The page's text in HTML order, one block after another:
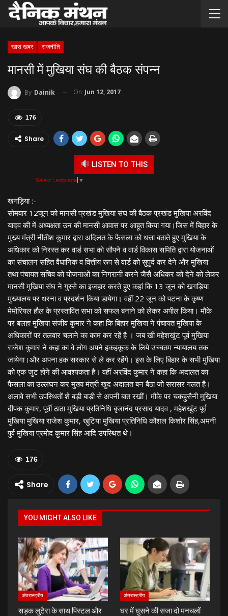
खास खबर राजनीति
मानसी में मुखिया संघ की बैठक संपन्न
By Dainik On Jun 12, 2017
176
Share
LISTEN TO THIS
Select Language ▼
खगड़िया :-
सोमवार 12जून को मानसी प्रखंड मुखिया संघ की बैठक प्रखंड मुखिया अरविंद
यादव की में अध्यक्षता उन की मानसी आवास पर आहूत किया गया।जिस में बिहार के
मुख्य मंत्री नीतीश कुमार द्वारा अदिलत के फैसला को धत्ता बताते हुए मुखिया के
अधिकार को निरस्त कर वार्ड सभा को सौपने व वार्ड विकास समिति द्वारा योजनाओं
का संचालन सहित वैधानिक व वित्तीय रूप से वार्ड को सुपुर्द कर देने और मुखिया
तथा पंचायत सचिव को योजनाओं का निगरानी करने जैसै अधिकर को देने को लेकर
मानसी मुखिया संघ ने गुस्से का इजहार करते हुए कहां कि 13 जून को खगड़िया
मुख्यालय पर धरना व प्रदर्शन किया डायेगा। वहीं 22 जून को पटना के कृष्ण
मेमोरियल हौल के प्रस्तावित सभा को सफल बनाने को लेकर अपील किया। मौके
पर बलहा मुखिया संजीव कुमार ने कहा कि बिहार मुखिया ने पंचायत मुखिया के
अधिकारों पर तलवार चलाने का काम कर रहें है । जब खी महेशखुंट पूर्व मुखिया
राजेश कुमार ने कहा का वे लोग अपने हकहकूक के लिये उच्चतम न्यायालय तक
जायेगा।और अपना हक सरकार से ले कर रहेंगे। इस के लिए बिहार के सभी मुखिया
को एक जुट होने की आवश्यकता है। वहीं अरविंद कुमार ने कहा कि अदालत का
फैसला का उल्लंघन कर मुख्य मंत्री खुद अदालत बन बैठा जो सरासर गलत है।
अलावे सभी उपस्थितों शे बड़ी बाड़ी से अपनी बात रखीं। मौके पर चकहुसैनी मुखिया
दीपक कुमार, पूर्वी ठाठा मुखिया प्रतिनिधि बृजानंद प्रसाद यादव , महेशखुंट पूर्व
मुखिया मुखिया राजेश कुमार, खुटिया मुखिया प्रतिनिधि कौशल किशोर सिंह,अमनी
पुर्व मुखिया प्रमोद कुमार सिंह आदि उपस्थित थे।
176
Share
YOU MIGHT ALSO LIKE
अंतरास्ट्रीय
सड़क लुटैरा के साथ पिस्टल और
अंतरास्ट्रीय
घर में घुसने की सजा दो मनचलों